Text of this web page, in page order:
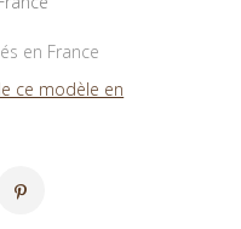
en France
ce modèle en